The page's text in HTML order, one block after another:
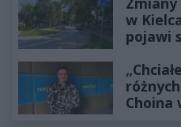
w
pojawi
Choina